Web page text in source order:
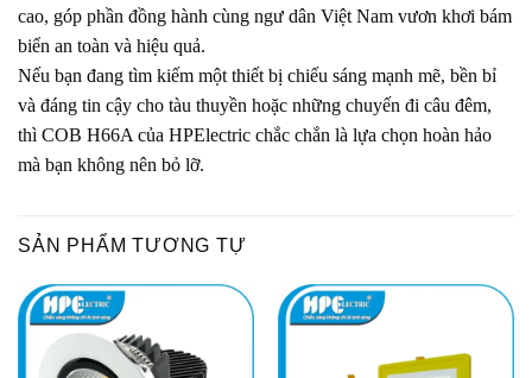
cao, góp phần đồng hành cùng ngư dân Việt Nam vươn khơi bám
biển an toàn và hiệu quả.
Nếu bạn đang tìm kiếm một thiết bị chiếu sáng mạnh mẽ, bền bỉ
và đáng tin cậy cho tàu thuyền hoặc những chuyến đi câu đêm,
thì COB H66A của HPElectric chắc chắn là lựa chọn hoàn hảo
mà bạn không nên bỏ lỡ.
SẢN PHẨM TƯƠNG TỰ